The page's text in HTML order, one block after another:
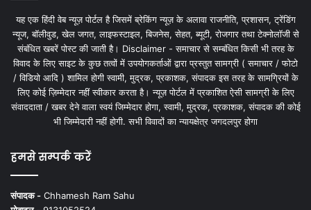
यह एक हिंदी वेब न्यूज़ पोर्टल है जिसमें ब्रेकिंग न्यूज़ के अलावा राजनीति, प्रशासन, ट्रेंडिंग
न्यूज, बॉलीवुड, खेल जगत, लाइफस्टाइल, बिजनेस, सेहत, ब्यूटी, रोजगार तथा टेक्नोलॉजी से
संबंधित खबरें पोस्ट की जाती है। Disclaimer - समाचार से सम्बंधित किसी भी तरह के
विवाद के लिए साइट के कुछ तत्वों में उपयोगकर्ताओं द्वारा प्रस्तुत सामग्री ( समाचार / फोटो
/ विडियो आदि ) शामिल होगी स्वामी, मुद्रक, प्रकाशक, संपादक इस तरह के सामग्रियों के
लिए कोई ज़िम्मेदार नहीं स्वीकार करता है। न्यूज़ पोर्टल में प्रकाशित ऐसी सामग्री के लिए
संवाददाता / खबर देने वाला स्वयं जिम्मेदार होगा, स्वामी, मुद्रक, प्रकाशक, संपादक की कोई
भी जिम्मेदारी नहीं होगी. सभी विवादों का न्यायक्षेत्र जगदलपुर होगा
हमसे सम्पर्क करें
संपादक - Chhamesh Ram Sahu